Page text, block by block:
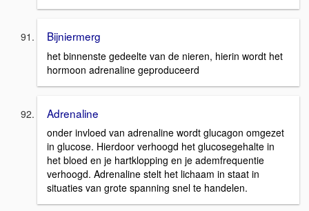
Bijniermerg
het binnenste gedeelte van de nieren, hierin wordt het
hormoon adrenaline geproduceerd
Adrenaline
onder invloed van adrenaline wordt glucagon omgezet
in glucose. Hierdoor verhoogd het glucosegehalte in
het bloed en je hartklopping en je ademfrequentie
verhoogd. Adrenaline stelt het lichaam in staat in
situaties van grote spanning snel te handelen.